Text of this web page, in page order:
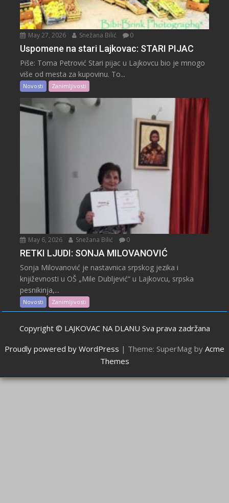
May 27, 2026 Snežana Bilić 0
Uspomene na stari Lajkovac: STARI PIJAC
Piše: Toma Petrović Stari pijac u Lajkovcu bio je mnogo
više od mesta za kupovinu. To...
Novosti Zanimljivosti
May 6, 2026 Snežana Bilić 0
RETKI LJUDI: SONJA MILOVANOVIĆ
Sonja Milovanović je nastavnica srpskog jezika i
književnosti u OŠ „Mile Dubljević“ u Lajkovcu, srpska
pesnikinja,...
Novosti Zanimljivosti
Copyright © LAJKOVAC NA DLANU Sva prava zadržana
Proudly powered by WordPress | Theme: SuperMag by Acme
Themes